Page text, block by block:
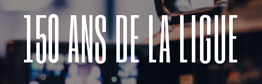
150 ANS DE LA LIGUE